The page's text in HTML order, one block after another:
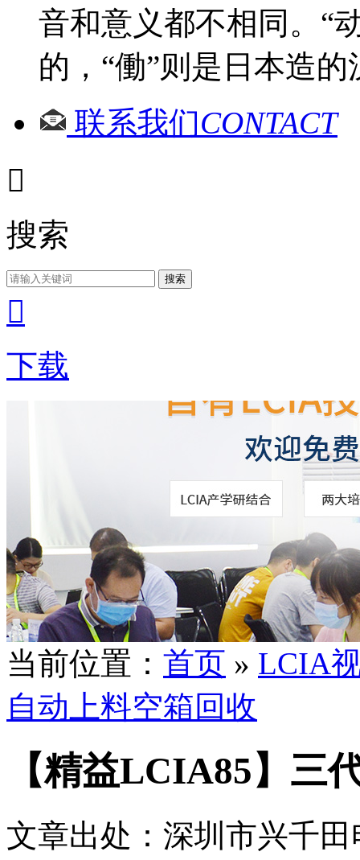
音和意义都不相同。“
的，“働”则是日本造的
联系我们CONTACT

搜索
搜索

下载
当前位置： 首页 » LCIA
自动上料空箱回收
【精益LCIA85】三
文章出处：深圳市兴千